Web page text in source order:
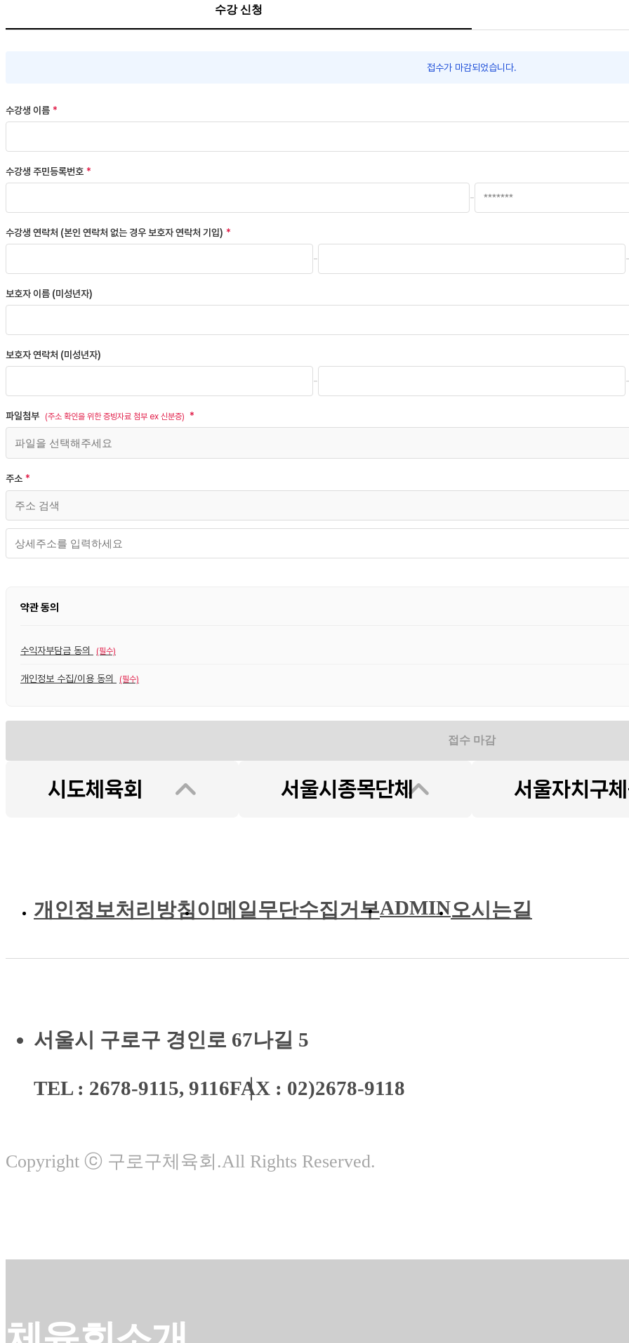
수강 신청
접수가 마감되었습니다.
수강생 이름
수강생 주민등록번호
-
수강생 연락처 (본인 연락처 없는 경우 보호자 연락처 기입)
-
보호자 이름 (미성년자)
보호자 연락처 (미성년자)
-
파일첨부 (주소 확인을 위한 증빙자료 첨부 ex 신분증)
주소
약관 동의
수익자부담금 동의 (필수)
개인정보 수집/이용 동의 (필수)
접수 마감
개인정보처리방침이메일무단수집거부ADMIN오시는길
서울시 구로구 경인로 67나길 5
TEL : 2678-9115, 9116FAX : 02)2678-9118
Copyright ⓒ 구로구체육회.All Rights Reserved.